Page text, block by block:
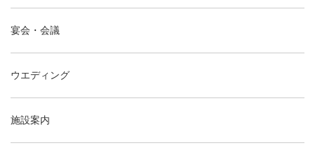
宴会・会議
ウエディング
施設案内